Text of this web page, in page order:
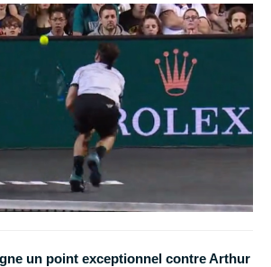
un point exceptionnel contre Arthur